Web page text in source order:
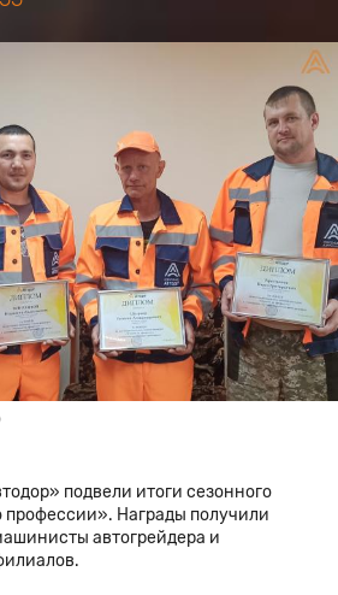
подвели итоги сезонного
Награды получили
автогрейдера и